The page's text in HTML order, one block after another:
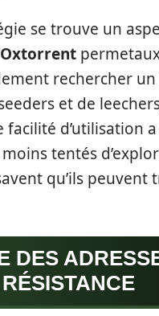
se trouve un
Oxtorrent
rechercher
et de
d’utilisation
tentés
qu’ils peuvent
DES